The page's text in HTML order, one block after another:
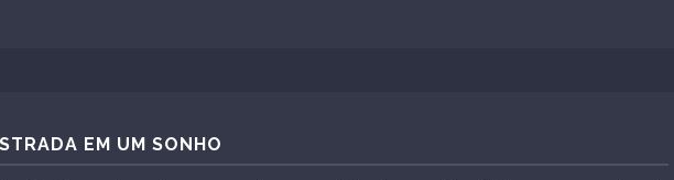
EM UM SONHO